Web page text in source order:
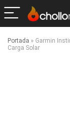
Portada » Garmin
Carga Solar